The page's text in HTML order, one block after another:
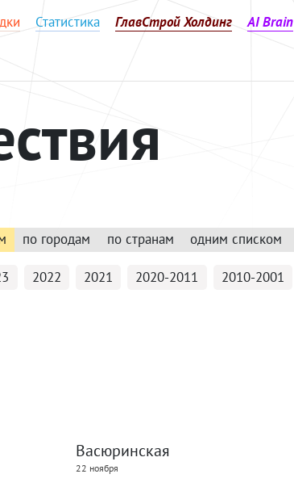
Статистика ГлавСтрой Холдинг AI Brain
по городам по странам одним списком
2022 2021 2020-2011 2010-2001
Васюринская
22 ноября